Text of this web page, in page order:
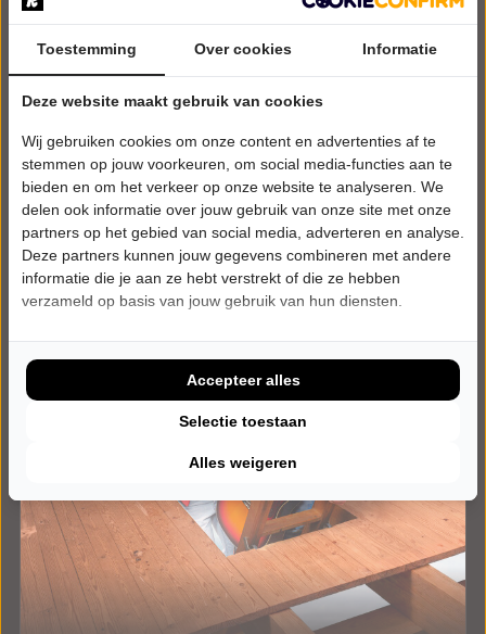
Met Blokjes
Ons Tejater
Lieshout
Meer info
Toestemming Over cookies Informatie
Deze website maakt gebruik van cookies
Wij gebruiken cookies om onze content en advertenties af te
stemmen op jouw voorkeuren, om social media-functies aan te
bieden en om het verkeer op onze website te analyseren. We
delen ook informatie over jouw gebruik van onze site met onze
partners op het gebied van social media, adverteren en analyse.
Deze partners kunnen jouw gegevens combineren met andere
informatie die je aan ze hebt verstrekt of die ze hebben
verzameld op basis van jouw gebruik van hun diensten.
Alles weigeren
Selectie toestaan
Accepteer alles